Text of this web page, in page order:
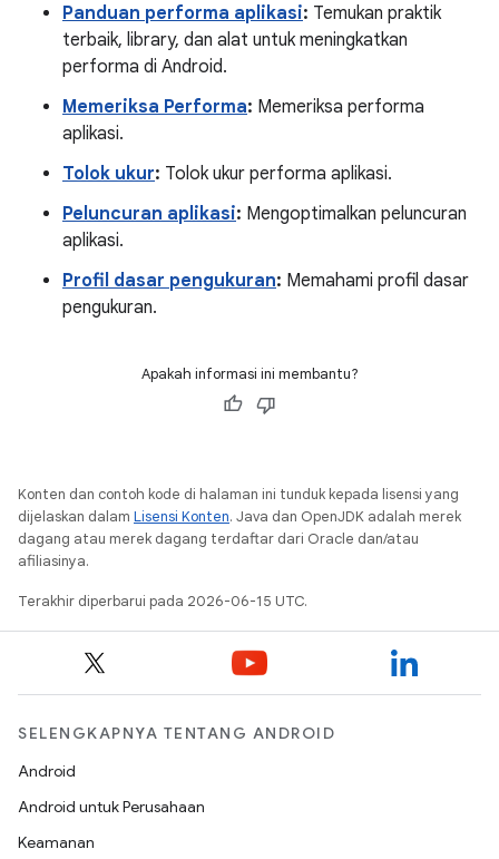
Panduan performa aplikasi: Temukan praktik
terbaik, library, dan alat untuk meningkatkan
performa di Android.
Memeriksa Performa: Memeriksa performa
aplikasi.
Tolok ukur: Tolok ukur performa aplikasi.
Peluncuran aplikasi: Mengoptimalkan peluncuran
aplikasi.
Profil dasar pengukuran: Memahami profil dasar
pengukuran.
Apakah informasi ini membantu?
Konten dan contoh kode di halaman ini tunduk kepada lisensi yang
dijelaskan dalam Lisensi Konten. Java dan OpenJDK adalah merek
dagang atau merek dagang terdaftar dari Oracle dan/atau
afiliasinya.
Terakhir diperbarui pada 2026-06-15 UTC.
SELENGKAPNYA TENTANG ANDROID
Android
Android untuk Perusahaan
Keamanan